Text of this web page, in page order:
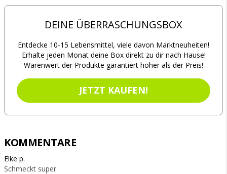
DEINE ÜBERRASCHUNGSBOX
Entdecke 10-15 Lebensmittel, viele davon Marktneuheiten!
Erhalte jeden Monat deine Box direkt zu dir nach Hause!
Warenwert der Produkte garantiert höher als der Preis!
JETZT KAUFEN!
KOMMENTARE
Elke p.
Schmeckt super